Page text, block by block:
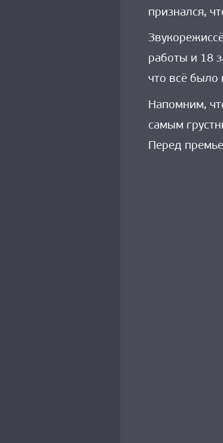
признался,
работы и 18
что всё было
Напомним,
самым
Перед